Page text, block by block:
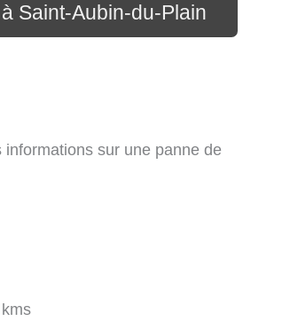
Saint-Aubin-du-Plain
sur une panne de